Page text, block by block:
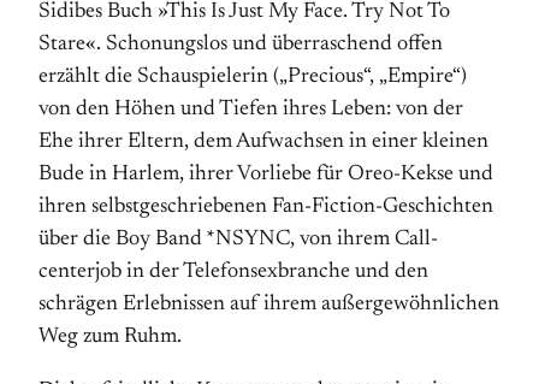
Sidibes Buch »This Is Just My Face. Try Not To
Stare«. Schonungs­los und über­raschend offen
erzählt die Schauspielerin („Precious“, „Empire“)
von den Höhen und Tiefen ihres Leben: von der
Ehe ihrer Eltern, dem Auf­wachsen in einer kleinen
Bude in Harlem, ihrer Vorliebe für Oreo-Kekse und
ihren selbst­geschriebenen Fan-Fiction-Geschichten
über die Boy Band *NSYNC, von ihrem Call­
centerjob in der Telefon­sexbranche und den
schrägen Erlebnissen auf ihrem außer­gewöhnlichen
Weg zum Ruhm.